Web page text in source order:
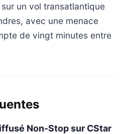
un vol transatlantique
avec une menace
de vingt minutes entre
Non-Stop sur CStar